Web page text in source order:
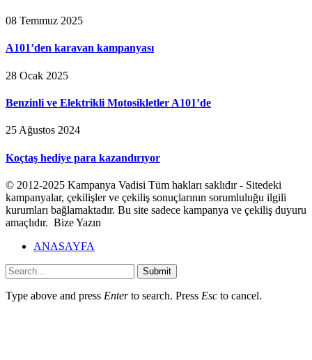
08 Temmuz 2025
A101’den karavan kampanyası
28 Ocak 2025
Benzinli ve Elektrikli Motosikletler A101’de
25 Ağustos 2024
Koçtaş hediye para kazandırıyor
© 2012-2025 Kampanya Vadisi Tüm hakları saklıdır - Sitedeki
kampanyalar, çekilişler ve çekiliş sonuçlarının sorumluluğu ilgili
kurumları bağlamaktadır. Bu site sadece kampanya ve çekiliş duyuru
amaçlıdır. Bize Yazın
ANASAYFA
Submit
Type above and press Enterto search. Press Esc to cancel.